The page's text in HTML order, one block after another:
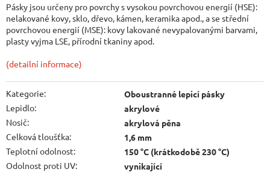
Pásky jsou určeny pro povrchy s vysokou povrchovou energií (HSE):
nelakované kovy, sklo, dřevo, kámen, keramika apod., a se střední
povrchovou energií (MSE): kovy lakované nevypalovanými barvami,
plasty vyjma LSE, přírodní tkaniny apod.
(detailní informace)
Kategorie:
Oboustranné lepicí pásky
Lepidlo:
akrylové
Nosič:
akrylová pěna
Celková tloušťka:
1,6 mm
Teplotní odolnost:
150 °C (krátkodobě 230 °C)
Odolnost proti UV:
vynikající